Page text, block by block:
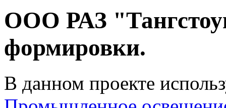
ООО РАЗ
формировки.
В данном проекте